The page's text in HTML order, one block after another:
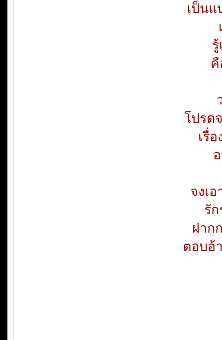
เป็น
โปรด
เรื่
จงเ
รั
ฝาก
ตอบอ้